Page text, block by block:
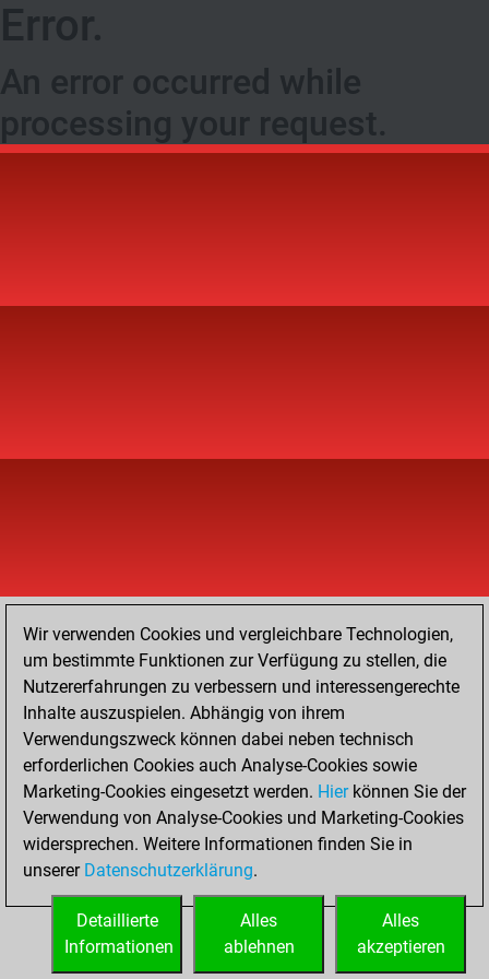
Error.
An error occurred while
processing your request.
Wir verwenden Cookies und vergleichbare Technologien,
um bestimmte Funktionen zur Verfügung zu stellen, die
Nutzererfahrungen zu verbessern und interessengerechte
Inhalte auszuspielen. Abhängig von ihrem
Verwendungszweck können dabei neben technisch
erforderlichen Cookies auch Analyse-Cookies sowie
Marketing-Cookies eingesetzt werden. Hierkönnen Sie der
Verwendung von Analyse-Cookies und Marketing-Cookies
widersprechen. Weitere Informationen finden Sie in
unserer Datenschutzerklärung.
Alles
akzeptieren
Alles
ablehnen
Detaillierte
Informationen